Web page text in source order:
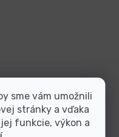
sme vám umožnili
stránky a vďaka
funkcie, výkon a